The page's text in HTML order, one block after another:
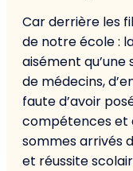
Car derrière les
de notre école :
aisément
de médecins,
faute d’avoir
compétences et
sommes arrivés
et réussite